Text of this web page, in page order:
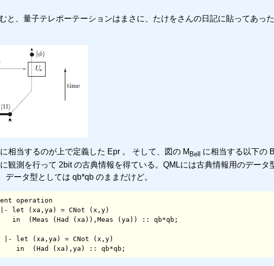
と、量子テレポーテーションはまさに、たけをさんの日記に貼ってあっ
相当するのが上で定義した Epr 。 そして、図の M Bell
に相当する以下の
観測を行って 2bit の古典情報を得ている。QMLには古典情報用のデータ
データ型としては qb*qb のままだけど。
operation
|- let (xa,ya) = CNot (x,y)
|- let (xa,ya) = CNot (x,y)
                        in  (Had (xa),ya) :: qb*qb;